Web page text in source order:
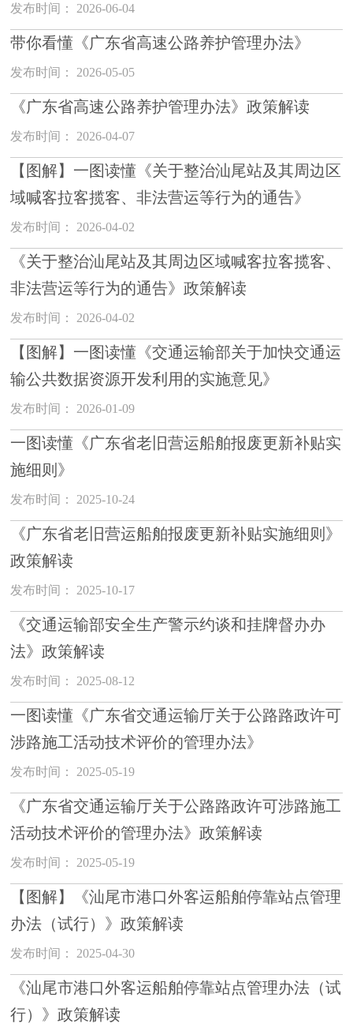
发布时间： 2026-06-04
带你看懂《广东省高速公路养护管理办法》
发布时间： 2026-05-05
《广东省高速公路养护管理办法》政策解读
发布时间： 2026-04-07
【图解】一图读懂《关于整治汕尾站及其周边区
域喊客拉客揽客、非法营运等行为的通告》
发布时间： 2026-04-02
《关于整治汕尾站及其周边区域喊客拉客揽客、
非法营运等行为的通告》政策解读
发布时间： 2026-04-02
【图解】一图读懂《交通运输部关于加快交通运
输公共数据资源开发利用的实施意见》
发布时间： 2026-01-09
一图读懂《广东省老旧营运船舶报废更新补贴实
施细则》
发布时间： 2025-10-24
《广东省老旧营运船舶报废更新补贴实施细则》
政策解读
发布时间： 2025-10-17
《交通运输部安全生产警示约谈和挂牌督办办
法》政策解读
发布时间： 2025-08-12
一图读懂《广东省交通运输厅关于公路路政许可
涉路施工活动技术评价的管理办法》
发布时间： 2025-05-19
《广东省交通运输厅关于公路路政许可涉路施工
活动技术评价的管理办法》政策解读
发布时间： 2025-05-19
【图解】《汕尾市港口外客运船舶停靠站点管理
办法（试行）》政策解读
发布时间： 2025-04-30
《汕尾市港口外客运船舶停靠站点管理办法（试
行）》政策解读